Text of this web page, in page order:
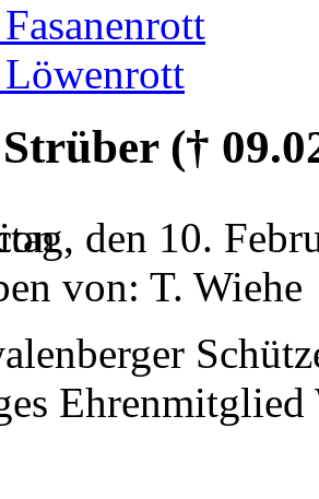
(†
den 10.
von: T. Wiehe
Ehrenmitglied